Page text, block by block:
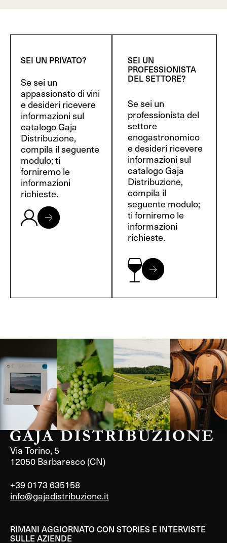
SEI UN PRIVATO?
Se sei un
appassionato di vini
e desideri ricevere
informazioni sul
catalogo Gaja
Distribuzione,
compila il seguente
modulo; ti
forniremo le
informazioni
richieste.
SEI UN
PROFESSIONISTA
DEL SETTORE?
Se sei un
professionista del
settore
enogastronomico
e desideri ricevere
informazioni sul
catalogo Gaja
Distribuzione,
compila il
seguente modulo;
ti forniremo le
informazioni
richieste.
Langa, 1977 Borgogna,
Francia
Borgogna,
Francia
Instagram
Via Torino, 5
12050 Barbaresco (CN)
+39 0173 635158
info@gajadistribuzione.it
RIMANI AGGIORNATO CON STORIES E INTERVISTE
SULLE AZIENDE